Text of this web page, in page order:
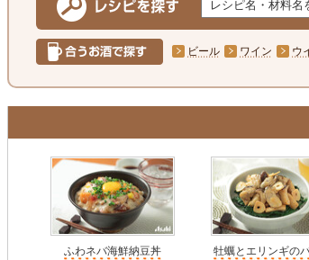
ビール ワイン
ウ
ふわネバ海鮮納豆丼
牡蠣とエリンギの